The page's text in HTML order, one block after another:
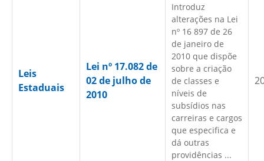
Leis
Estaduais
Lei nº 17.082 de
02 de julho de
2010
Introduz
alterações na Lei
nº 16 897 de 26
de janeiro de
2010 que dispõe
sobre a criação
de classes e
níveis de
subsídios nas
carreiras e cargos
que especifica e
dá outras
providências ...